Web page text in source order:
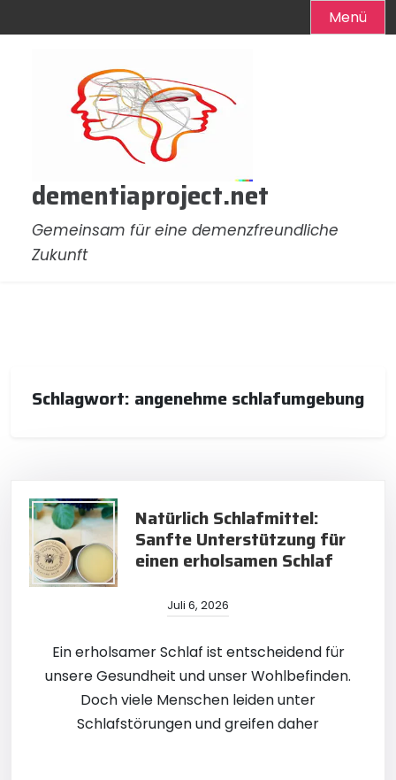
Menü
dementiaproject.net
Gemeinsam für eine demenzfreundliche
Zukunft
Schlagwort: angenehme schlafumgebung
Natürlich Schlafmittel:
Sanfte Unterstützung für
einen erholsamen Schlaf
Juli 6, 2026
Ein erholsamer Schlaf ist entscheidend für
unsere Gesundheit und unser Wohlbefinden.
Doch viele Menschen leiden unter
Schlafstörungen und greifen daher